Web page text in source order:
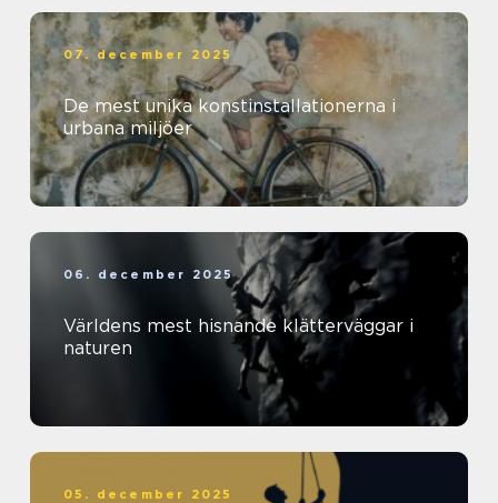
07. december 2025
De mest unika konstinstallationerna i
urbana miljöer
06. december 2025
Världens mest hisnande klätterväggar i
naturen
05. december 2025